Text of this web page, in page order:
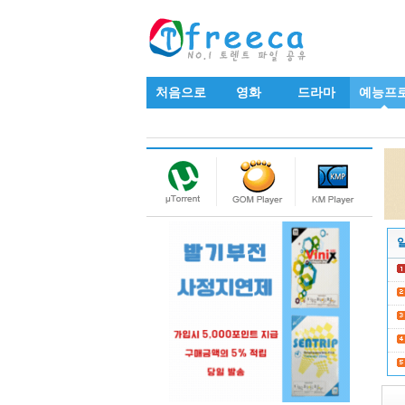
처음으로 영화 드라마 예능프